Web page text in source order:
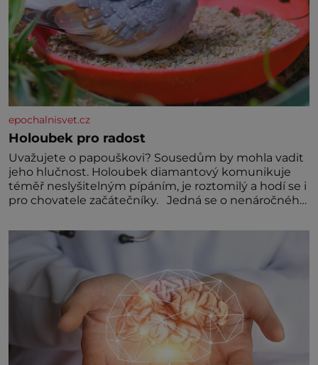
epochalnisvet.cz
Holoubek pro radost
Uvažujete o papouškovi? Sousedům by mohla vadit
jeho hlučnost. Holoubek diamantový komunikuje
téměř neslyšitelným pípáním, je roztomilý a hodí se i
pro chovatele začátečníky. Jedná se o nenáročného
Hodně času tráví na zemi, kde sbírá zbytky semínek
Jeho domovinou je prakticky celá Austrálie s
výjimkou pobřežní oblasti.